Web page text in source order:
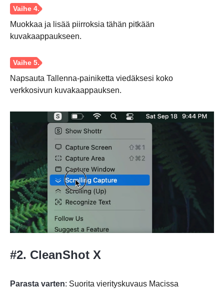
Muokkaa ja lisää piirroksia tähän pitkään
kuvakaappaukseen.
Napsauta Tallenna-painiketta viedäksesi koko
verkkosivun kuvakaappauksen.
#2. CleanShot X
Parasta varten: Suorita vierityskuvaus Macissa